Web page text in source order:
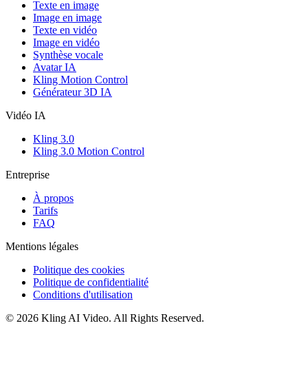
Texte en image
Image en image
Texte en vidéo
Image en vidéo
Synthèse vocale
Avatar IA
Kling Motion Control
Générateur 3D IA
Vidéo IA
Kling 3.0
Kling 3.0 Motion Control
Entreprise
À propos
Tarifs
FAQ
Mentions légales
Politique des cookies
Politique de confidentialité
Conditions d'utilisation
© 2026 Kling AI Video. All Rights Reserved.